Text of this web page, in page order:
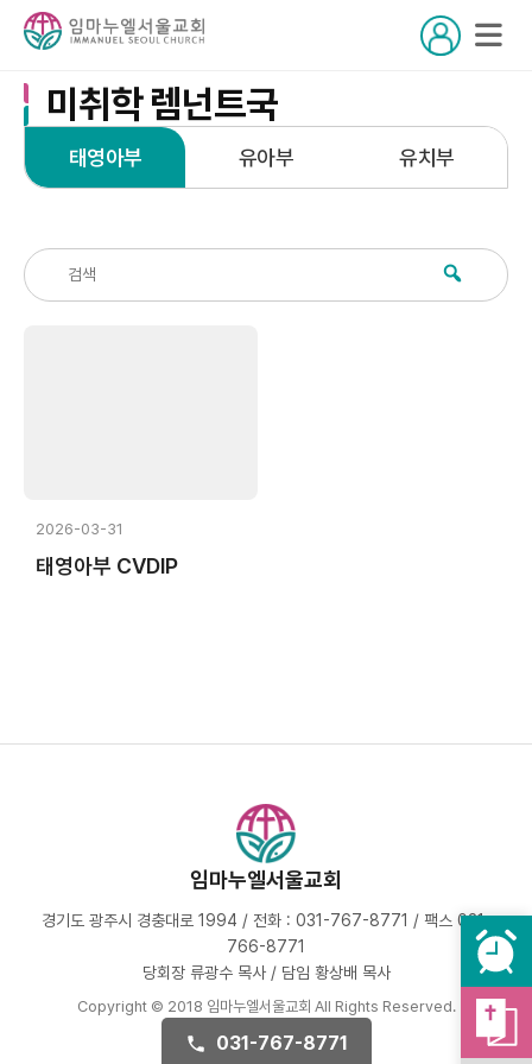
미취학 렘넌트국
태영아부 유아부 유치부
2026-03-31
태영아부 CVDIP
임마누엘서울교회
경기도 광주시 경충대로 1994 / 전화 : 031-767-8771 / 팩스 031-
766-8771
당회장 류광수 목사 / 담임 황상배 목사
Copyright © 2018 임마누엘서울교회 All Rights Reserved.
031-767-8771